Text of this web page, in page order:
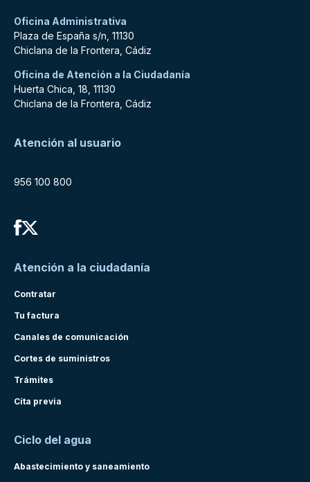
Oficina Administrativa
Plaza de España s/n, 11130
Chiclana de la Frontera, Cádiz
Oficina de Atención a la Ciudadanía
Huerta Chica, 18, 11130
Chiclana de la Frontera, Cádiz
Atención al usuario
956 100 800
Atención a la ciudadanía
Contratar
Tu factura
Canales de comunicación
Cortes de suministros
Trámites
Cita previa
Ciclo del agua
Abastecimiento y saneamiento